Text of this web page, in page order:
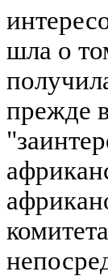
шла о
прежде